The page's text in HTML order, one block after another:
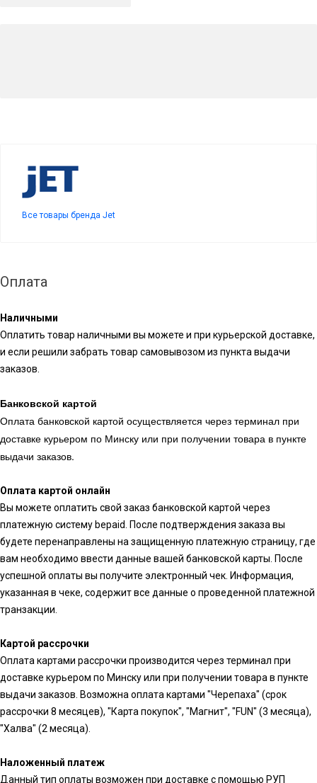
Все товары бренда Jet
Оплата
Наличными
Оплатить товар наличными вы можете и при курьерской доставке,
и если решили забрать товар самовывозом из пункта выдачи
заказов.
Банковской картой
Оплата банковской картой осуществляется через терминал при
доставке курьером по Минску или при получении товара в пункте
выдачи заказов.
Оплата картой онлайн
Вы можете оплатить свой заказ банковской картой через
платежную систему bepaid. После подтверждения заказа вы
будете перенаправлены на защищенную платежную страницу, где
вам необходимо ввести данные вашей банковской карты. После
успешной оплаты вы получите электронный чек. Информация,
указанная в чеке, содержит все данные о проведенной платежной
транзакции.
Картой рассрочки
Оплата картами рассрочки производится через терминал при
доставке курьером по Минску или при получении товара в пункте
выдачи заказов. Возможна оплата картами "Черепаха" (срок
рассрочки 8 месяцев), "Карта покупок", "Магнит", "FUN" (3 месяца),
"Халва" (2 месяца).
Наложенный платеж
Данный тип оплаты возможен при доставке с помощью РУП